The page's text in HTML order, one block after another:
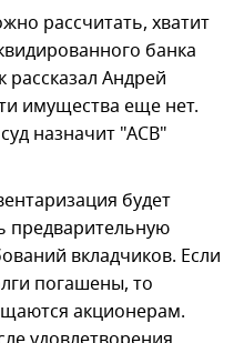
рассчитать, хватит
банка
Андрей
имущества еще нет.
назначит "АСВ"
будет
предварительную
вкладчиков. Если
погашены, то
акционерам.